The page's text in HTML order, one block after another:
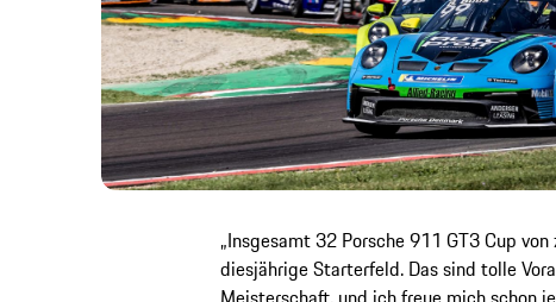
„Insgesamt 32 Porsche 911 GT3 Cup
diesjährige Starterfeld. Das sind tolle